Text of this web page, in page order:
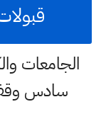
الجامعات
سادس